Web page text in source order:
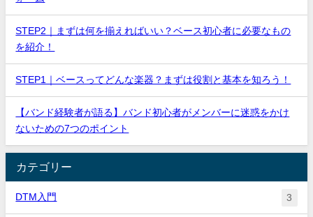
STEP2｜まずは何を揃えればいい？ベース初心者に必要なもの
を紹介！
STEP1｜ベースってどんな楽器？まずは役割と基本を知ろう！
【バンド経験者が語る】バンド初心者がメンバーに迷惑をかけ
ないための7つのポイント
カテゴリー
DTM入門 3